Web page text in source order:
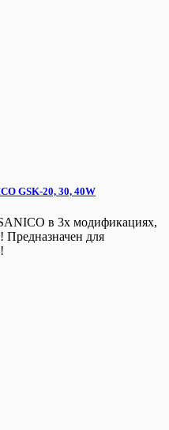
GSK-20, 30, 40W
в 3х модификациях,
Предназначен для